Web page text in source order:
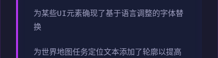
为某些UI元素确现了基于语言调整的字体替
换
为世界地图任务定位文本添加了轮廓以提高